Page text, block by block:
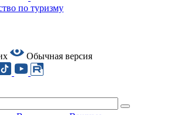
по туризму
Обычная версия